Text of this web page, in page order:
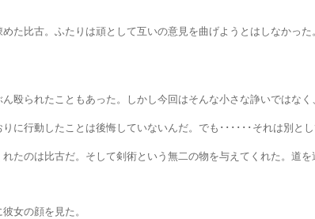
ふたりは頑として互いの意見を曲げようとはしなかった
こともあった。しかし今回はそんな小さな諍いではなく
たことは後悔していないんだ。でも･･････それは別とし
古だ。そして剣術という無二の物を与えてくれた。道を違
の顔を見た。